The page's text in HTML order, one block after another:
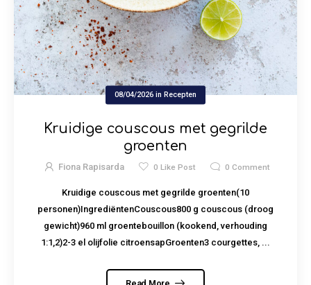
08/04/2026 in Recepten
Kruidige couscous met gegrilde
groenten
Fiona Rapisarda 0 Like Post 0 Comment
Kruidige couscous met gegrilde groenten(10
personen)IngrediëntenCouscous800 g couscous (droog
gewicht)960 ml groentebouillon (kookend, verhouding
1:1,2)2-3 el olijfolie citroensapGroenten3 courgettes, ...